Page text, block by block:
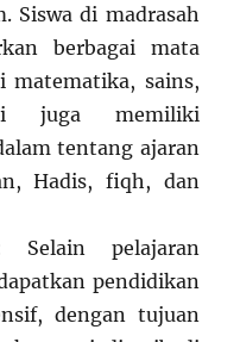
Siswa di madrasah
berbagai mata
matematika, sains,
juga memiliki
tentang ajaran
Hadis, fiqh, dan
Selain pelajaran
pendidikan
dengan tujuan